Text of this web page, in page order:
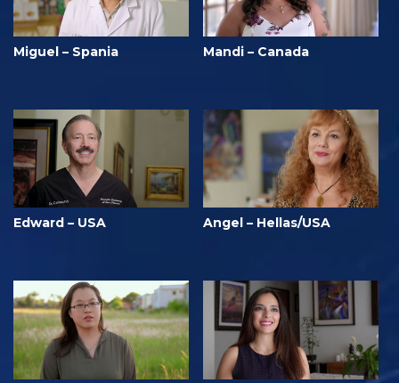
Miguel – Spania Mandi – Canada
Edward – USA Angel – Hellas/USA